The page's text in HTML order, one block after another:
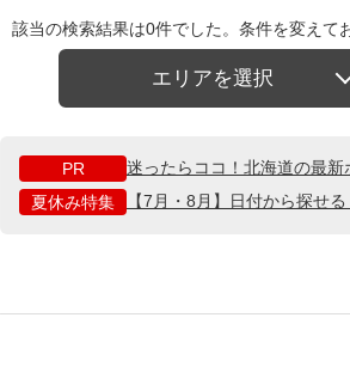
該当の検索結果は0件でした。条件を変えて
エリアを選択
PR
迷ったらココ！北海道の最
夏休み特集
【7月・8月】日付から探せ